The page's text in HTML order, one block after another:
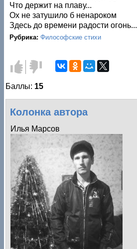
Что держит на плаву...
Ох не затушило б ненароком
Здесь до времени радости огонь...
Рубрика:Философские стихи
Голос
за!
Голос
против!
Баллы: 15
Колонка автора
Илья Марсов